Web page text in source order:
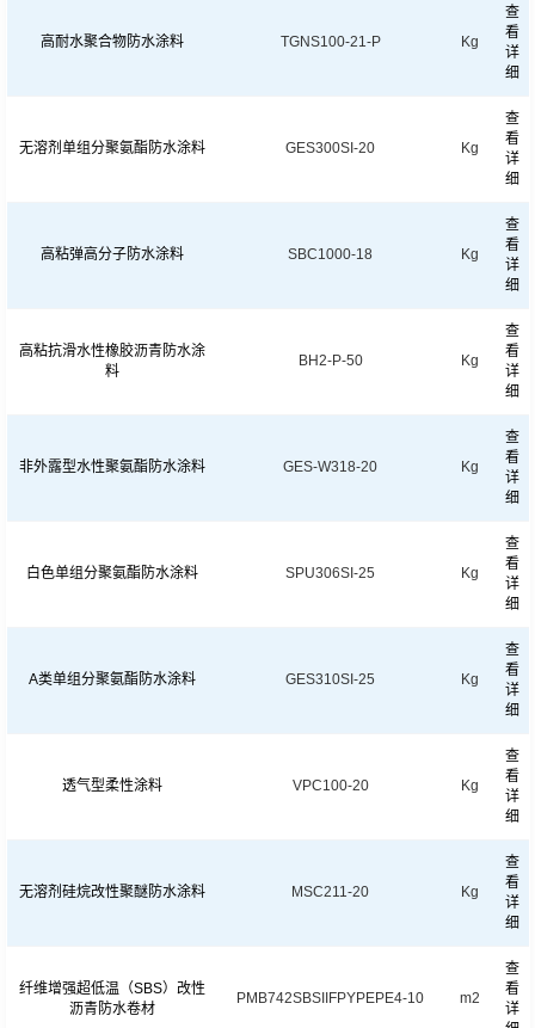
高耐水聚合物防水涂料 TGNS100-21-P Kg
查
看
详
细
无溶剂单组分聚氨酯防水涂料 GES300SI-20 Kg
查
看
详
细
高粘弹高分子防水涂料 SBC1000-18 Kg
查
看
详
细
高粘抗滑水性橡胶沥青防水涂
料
BH2-P-50 Kg
查
看
详
细
非外露型水性聚氨酯防水涂料 GES-W318-20 Kg
查
看
详
细
白色单组分聚氨酯防水涂料 SPU306SI-25 Kg
查
看
详
细
A类单组分聚氨酯防水涂料 GES310SI-25 Kg
查
看
详
细
透气型柔性涂料 VPC100-20 Kg
查
看
详
细
无溶剂硅烷改性聚醚防水涂料 MSC211-20 Kg
查
看
详
细
纤维增强超低温（SBS）改性
沥青防水卷材
PMB742SBSIIFPYPEPE4-10 m2
查
看
详